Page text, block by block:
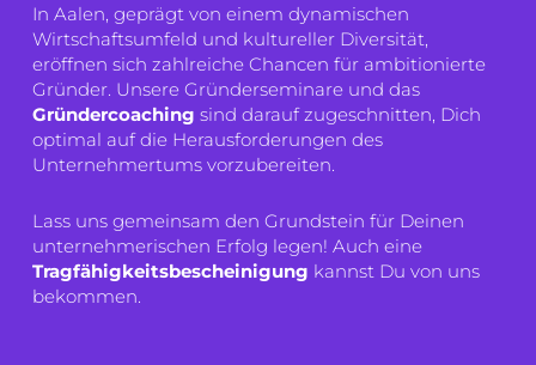
In Aalen, geprägt von einem dynamischen
Wirtschaftsumfeld und kultureller Diversität,
eröffnen sich zahlreiche Chancen für ambitionierte
Gründer. Unsere Gründerseminare und das
Gründercoaching sind darauf zugeschnitten, Dich
optimal auf die Herausforderungen des
Unternehmertums vorzubereiten.
Lass uns gemeinsam den Grundstein für Deinen
unternehmerischen Erfolg legen! Auch eine
Tragfähigkeitsbescheinigung kannst Du von uns
bekommen.